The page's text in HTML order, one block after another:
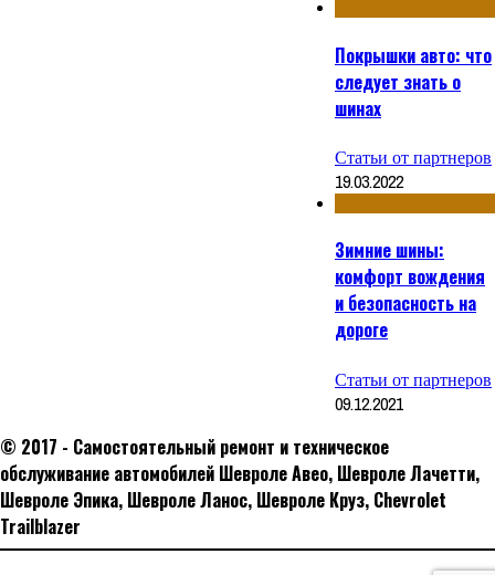
Покрышки авто: что
следует знать о
шинах
Статьи от партнеров
19.03.2022
Зимние шины:
комфорт вождения
и безопасность на
дороге
Статьи от партнеров
09.12.2021
© 2017 - Самостоятельный ремонт и техническое
обслуживание автомобилей Шевроле Авео, Шевроле Лачетти,
Шевроле Эпика, Шевроле Ланос, Шевроле Круз, Сhevrolet
Trailblazer